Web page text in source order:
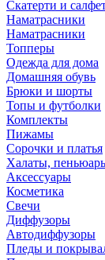
Скатерти и
Наматрасники
Наматрасники
Топперы
Одежда для дома
Домашняя обувь
Брюки и шорты
Топы и футболки
Комплекты
Пижамы
Сорочки и платья
Халаты,
Аксессуары
Косметика
Свечи
Диффузоры
Автодиффузоры
Пледы и